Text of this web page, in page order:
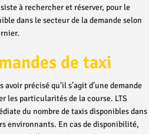
à rechercher et réserver, pour le
dans le secteur de la demande selon
de taxi
avoir précisé qu’il s’agit d’une demande
les particularités de la course. LTS
du nombre de taxis disponibles dans
environnants. En cas de disponibilité,